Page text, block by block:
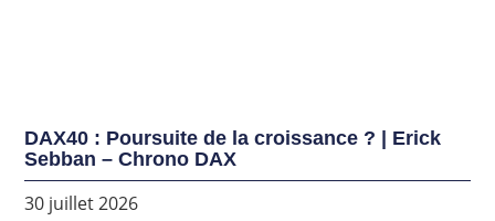
DAX40 : Poursuite de la croissance ? | Erick
Sebban – Chrono DAX
30 juillet 2026